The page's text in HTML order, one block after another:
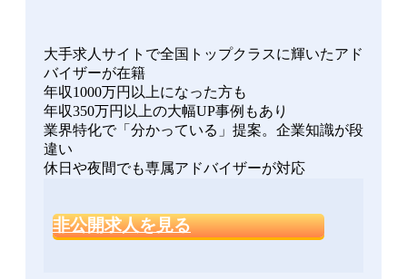
大手求人サイトで全国トップクラスに輝いたアド
バイザーが在籍
年収1000万円以上になった方も
年収350万円以上の大幅UP事例もあり
業界特化で「分かっている」提案。企業知識が段
違い
休日や夜間でも専属アドバイザーが対応
非公開求人を見る